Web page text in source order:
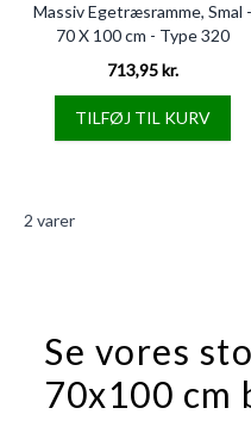
Massiv Egetræsramme, Smal -
70 X 100 cm - Type 320
713,95 kr.
TILFØJ TIL KURV
2 varer
Se vores
70x100 cm